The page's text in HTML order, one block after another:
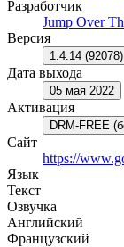
Разработчик
Jump Over
Версия
1.4.14 (92078)
Дата выхода
05 мая 2022
Активация
DRM-FREE
Сайт
https://
Язык
Текст
Озвучка
Английский
Французский